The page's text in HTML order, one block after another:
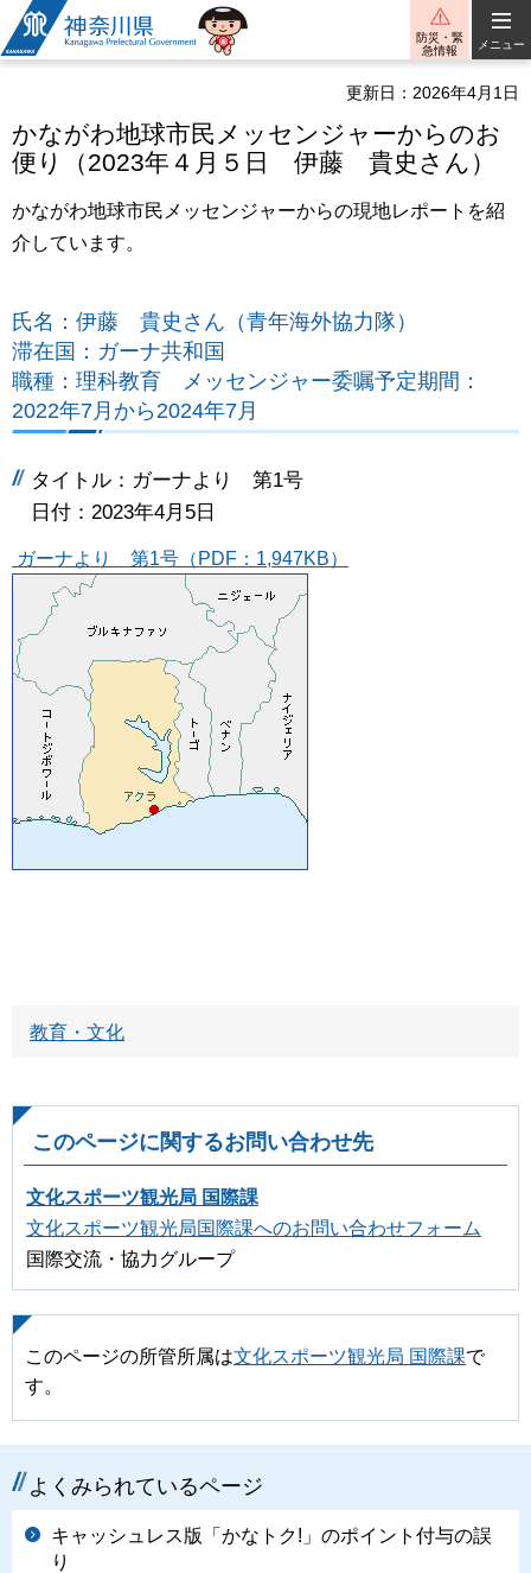
神奈川県
防災・緊
急情報
メニュー
更新日：2026年4月1日
かながわ地球市民メッセンジャーからのお
便り（2023年４月５日 伊藤 貴史さん）
かながわ地球市民メッセンジャーからの現地レポートを紹
介しています。
氏名：伊藤 貴史さん（青年海外協力隊）
滞在国：ガーナ共和国
職種：理科教育 メッセンジャー委嘱予定期間：
2022年7月から2024年7月
タイトル：ガーナより 第1号
日付：2023年4月5日
ガーナより 第1号（PDF：1,947KB）
教育・文化
このページに関するお問い合わせ先
文化スポーツ観光局 国際課
文化スポーツ観光局国際課へのお問い合わせフォーム
国際交流・協力グループ
このページの所管所属は文化スポーツ観光局 国際課で
す。
よくみられているページ
キャッシュレス版「かなトク!」のポイント付与の誤
り